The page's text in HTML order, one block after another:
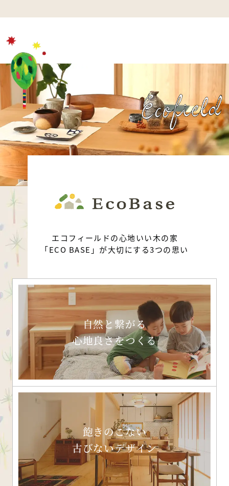
エコフィールドの心地いい木の家
「ECO BASE」が大切にする3つの思い
自然と繋がる
心地良さをつくる
飽きのこない
古びないデザイン